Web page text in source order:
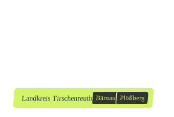
e
Landkreis Tirschenreuth Bärnau Plößberg